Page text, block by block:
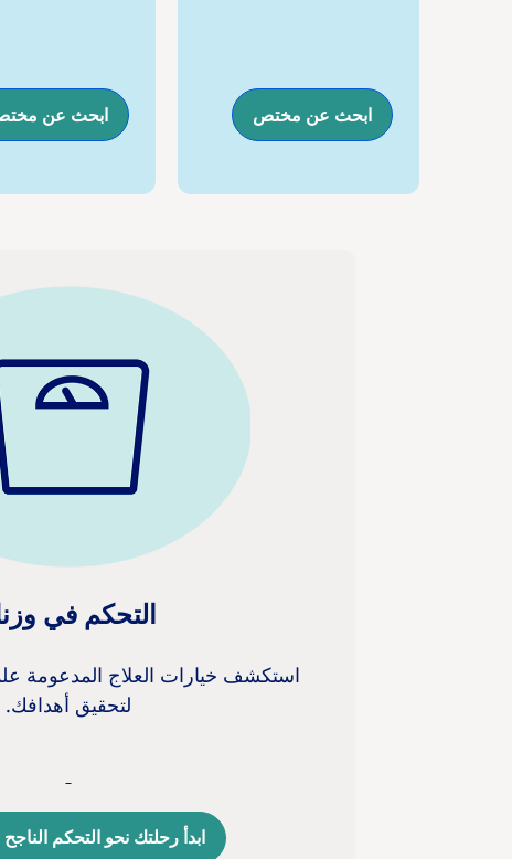
ابحث عن مختص ابحث عن
التحكم في
استكشف خيارات العلاج المدعومة
لتحقيق أهدافك.
ابدأ رحلتك نحو التحكم